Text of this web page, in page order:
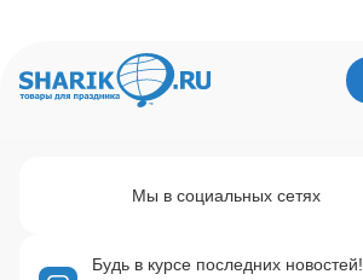
Будь в курсе последних новостей!
Мы в социальных сетях